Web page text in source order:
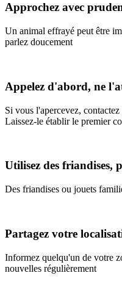
Approchez avec
Un animal effrayé peut être
parlez doucement
Appelez d'abord, ne
Si vous l'apercevez,
Laissez-le établir le premier
Utilisez des friandises,
Des friandises ou jouets
Partagez votre
Informez quelqu'un de votre
nouvelles régulièrement